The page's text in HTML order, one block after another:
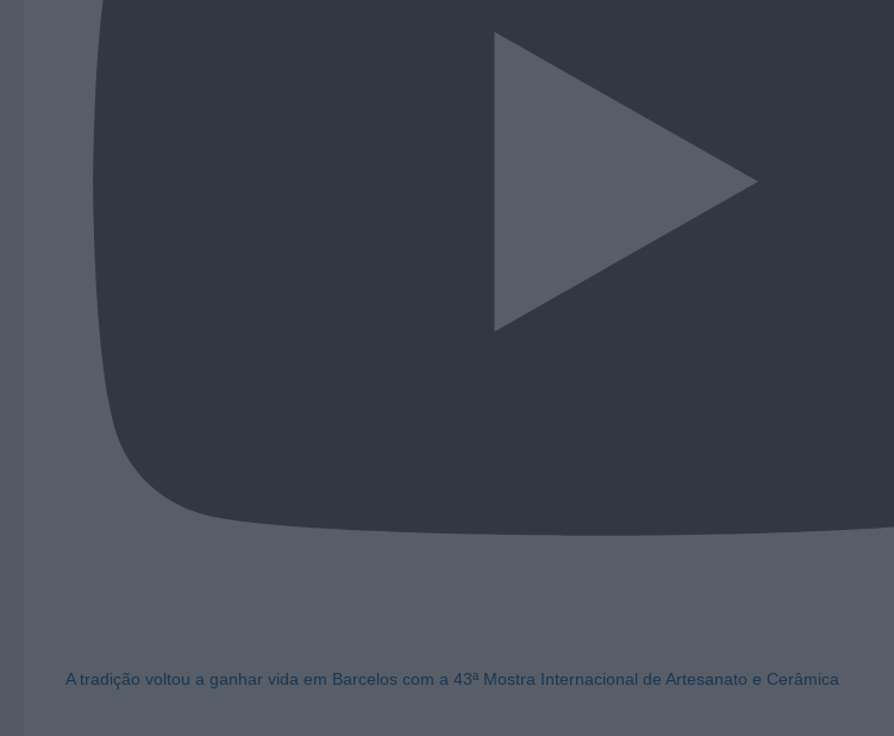
A tradição voltou a ganhar vida em Barcelos com a 43ª Mostra Internacional de Artesanato e Cerâmica